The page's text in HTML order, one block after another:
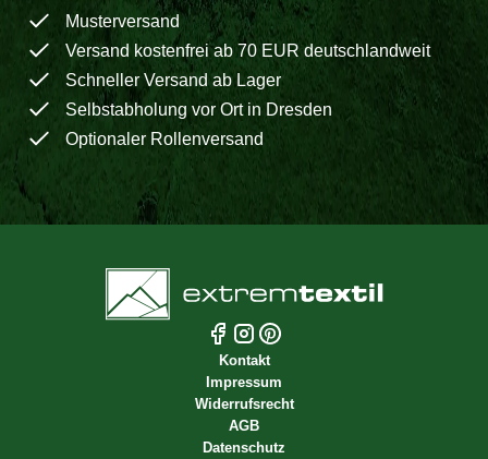
Musterversand
Versand kostenfrei ab 70 EUR deutschlandweit
Schneller Versand ab Lager
Selbstabholung vor Ort in Dresden
Optionaler Rollenversand
Kontakt
Impressum
Widerrufsrecht
AGB
Datenschutz